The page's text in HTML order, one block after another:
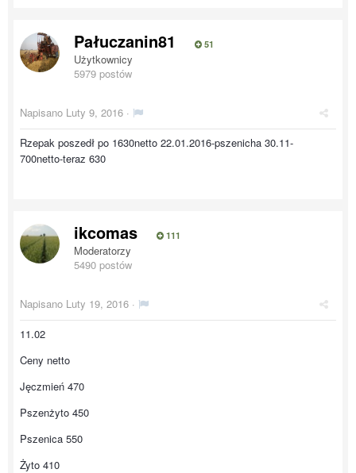
Pałuczanin81 51
Użytkownicy
5979 postów
Napisano Luty 9, 2016 ·
Rzepak poszedł po 1630netto 22.01.2016-pszenicha 30.11-
700netto-teraz 630
ikcomas 111
Moderatorzy
5490 postów
Napisano Luty 19, 2016 ·
11.02
Ceny netto
Jęczmień 470
Pszenżyto 450
Pszenica 550
Żyto 410